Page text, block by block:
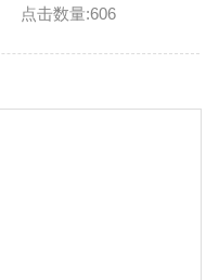
点击数量:606